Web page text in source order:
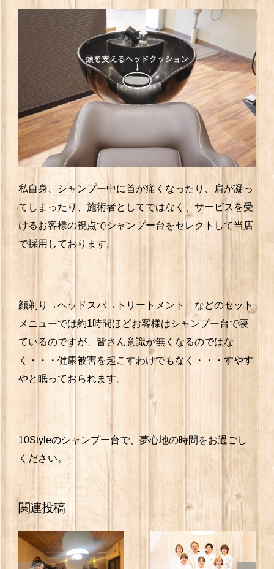
私自身、シャンプー中に首が痛くなったり、肩が凝っ
てしまったり、施術者としてではなく、サービスを受
けるお客様の視点でシャンプー台をセレクトして当店
で採用しております。
顔剃り→ヘッドスパ→トリートメント などのセット
メニューでは約1時間ほどお客様はシャンプー台で寝
ているのですが、皆さん意識が無くなるのではな
く・・・健康被害を起こすわけでもなく・・・すやす
やと眠っておられます。
10Styleのシャンプー台で、夢心地の時間をお過ごし
ください。
関連投稿